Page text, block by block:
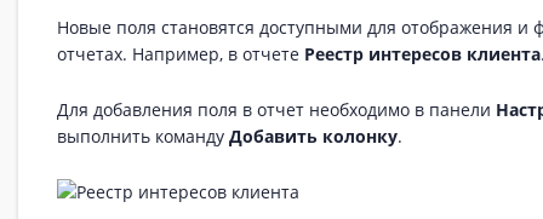
Новые поля становятся доступными для отображения и
отчетах. Например, в отчете Реестр интересов клиента
Для добавления поля в отчет необходимо в панели
выполнить команду Добавить колонку.